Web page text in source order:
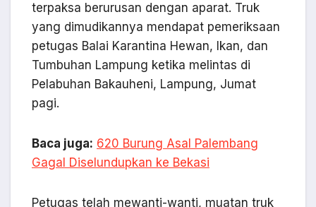
terpaksa berurusan dengan aparat. Truk
yang dimudikannya mendapat pemeriksaan
petugas Balai Karantina Hewan, Ikan, dan
Tumbuhan Lampung ketika melintas di
Pelabuhan Bakauheni, Lampung, Jumat
pagi.
Baca juga: 620 Burung Asal Palembang
Gagal Diselundupkan ke Bekasi
Petugas telah mewanti-wanti, muatan truk